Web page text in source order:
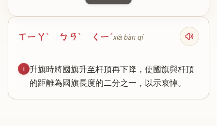
ㄒㄧㄚˋ ㄅㄢˋ ㄑㄧˊxià bàn qí
1 升旗時將國旗升至杆頂再下降 ， 使國旗與杆頂
的距離為國旗長度的二分之一 ， 以示哀悼。